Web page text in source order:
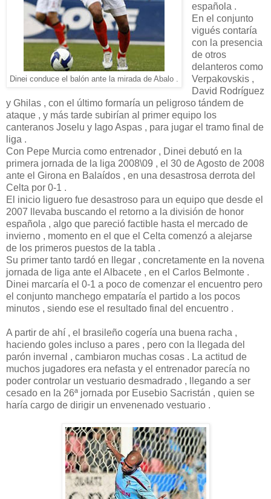
Dinei conduce el balón ante la mirada de Abalo .
española .
En el conjunto
vigués contaría
con la presencia
de otros
delanteros como
Verpakovskis ,
David Rodríguez
y Ghilas , con el último formaría un peligroso tándem de
ataque , y más tarde subirían al primer equipo los
canteranos Joselu y Iago Aspas , para jugar el tramo final de
liga .
Con Pepe Murcia como entrenador , Dinei debutó en la
primera jornada de la liga 2008\09 , el 30 de Agosto de 2008
ante el Girona en Balaídos , en una desastrosa derrota del
Celta por 0-1 .
El inicio liguero fue desastroso para un equipo que desde el
2007 llevaba buscando el retorno a la división de honor
española , algo que pareció factible hasta el mercado de
invierno , momento en el que el Celta comenzó a alejarse
de los primeros puestos de la tabla .
Su primer tanto tardó en llegar , concretamente en la novena
jornada de liga ante el Albacete , en el Carlos Belmonte .
Dinei marcaría el 0-1 a poco de comenzar el encuentro pero
el conjunto manchego empataría el partido a los pocos
minutos , siendo ese el resultado final del encuentro .
A partir de ahí , el brasileño cogería una buena racha ,
haciendo goles incluso a pares , pero con la llegada del
parón invernal , cambiaron muchas cosas . La actitud de
muchos jugadores era nefasta y el entrenador parecía no
poder controlar un vestuario desmadrado , llegando a ser
cesado en la 26ª jornada por Eusebio Sacristán , quien se
haría cargo de dirigir un envenenado vestuario .